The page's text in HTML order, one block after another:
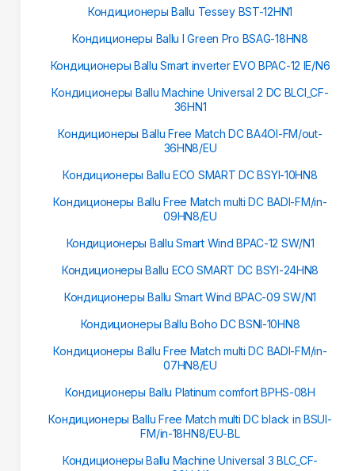
Кондиционеры Ballu Tessey BST-12HN1
Кондиционеры Ballu I Green Pro BSAG-18HN8
Кондиционеры Ballu Smart inverter EVO BPAC-12 IE/N6
Кондиционеры Ballu Machine Universal 2 DC BLCI_CF-
36HN1
Кондиционеры Ballu Free Match DC BA4OI-FM/out-
36HN8/EU
Кондиционеры Ballu ECO SMART DC BSYI-10HN8
Кондиционеры Ballu Free Match multi DC BADI-FM/in-
09HN8/EU
Кондиционеры Ballu Smart Wind BPAC-12 SW/N1
Кондиционеры Ballu ECO SMART DC BSYI-24HN8
Кондиционеры Ballu Smart Wind BPAC-09 SW/N1
Кондиционеры Ballu Boho DC BSNI-10HN8
Кондиционеры Ballu Free Match multi DC BADI-FM/in-
07HN8/EU
Кондиционеры Ballu Platinum сomfort BPHS-08H
Кондиционеры Ballu Free Match multi DC black in BSUI-
FM/in-18HN8/EU-BL
Кондиционеры Ballu Machine Universal 3 BLC_CF-